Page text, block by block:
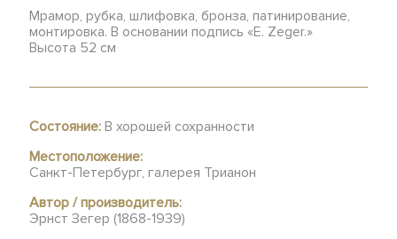
Мрамор, рубка, шлифовка, бронза, патинирование,
монтировка. В основании подпись «E. Zeger.»
Высота 52 см
Состояние: В хорошей сохранности
Местоположение:
Санкт-Петербург, галерея Трианон
Автор / производитель:
Эрнст Зегер (1868-1939)